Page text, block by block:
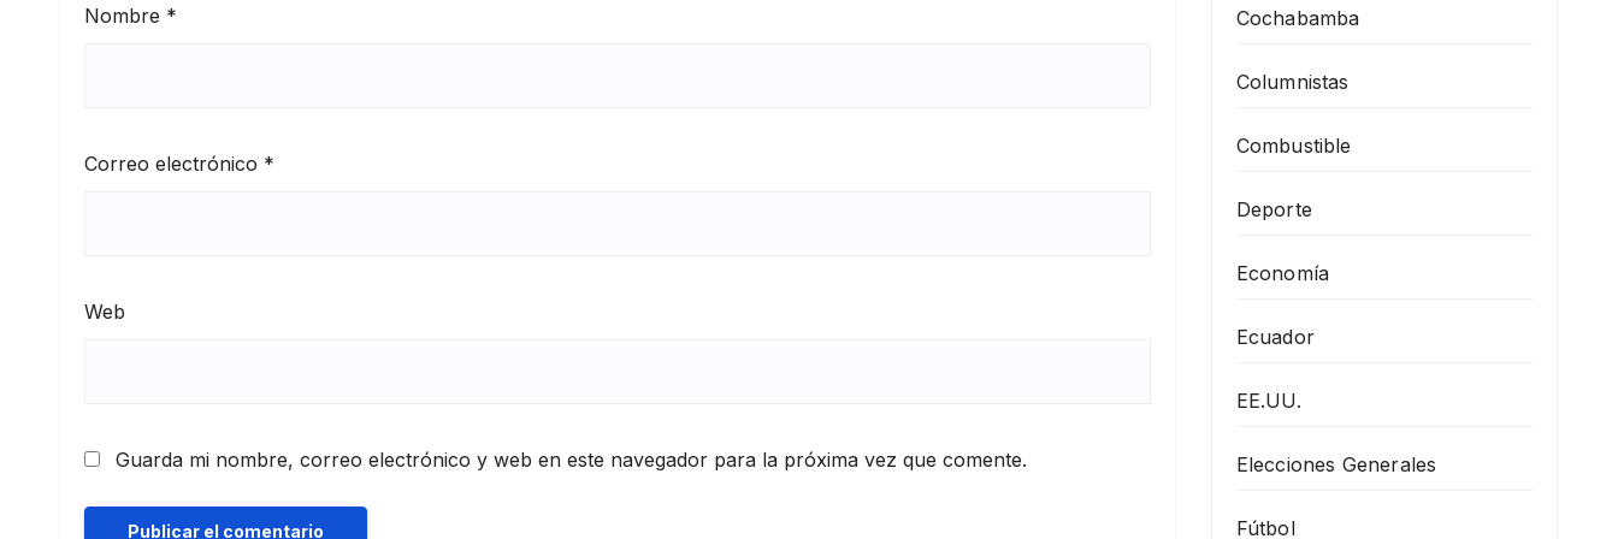
Nombre *
Correo electrónico *
Web
Guarda mi nombre, correo electrónico y web en este navegador para la próxima vez que comente.
Cochabamba
Columnistas
Combustible
Deporte
Economía
Ecuador
EE.UU.
Elecciones Generales
Fútbol